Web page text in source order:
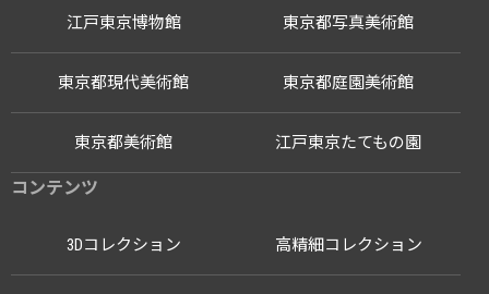
江戸東京博物館
江戸東京たてもの園
東京都写真美術館
東京都現代美術館 東京都庭園美術館
東京都美術館
コンテンツ
3Dコレクション 高精細コレクション